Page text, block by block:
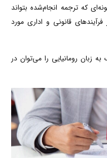
که ترجمه انجام‌شده بتواند
قانونی و اداری مورد
زبان رومانیایی را می‌توان در